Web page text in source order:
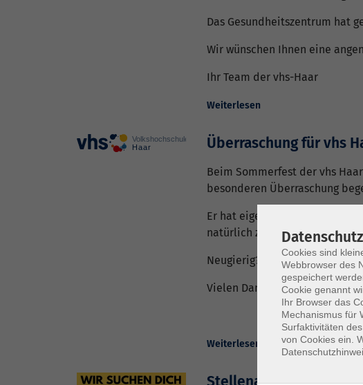
Das Gesundheitszentrum hat
Wir wünschen Ihnen eine
Ihr Team der vhs-Haar
Weiterlesen
Überraschung für vhs
Beim Sommerfest der vhs
besonderen Überraschung
Er hat eigens ein Lied für uns
natürlich zeigen.
Neugierig? Dann schaut euch
Vielen Dank, lieber Kai!
Weiterlesen
Datenschutz
Cookies sind
Webbrowser des
gespeichert
Cookie genannt
Ihr Browser das
Mechanismus für
Surfaktivitäten
von Cookies ein.